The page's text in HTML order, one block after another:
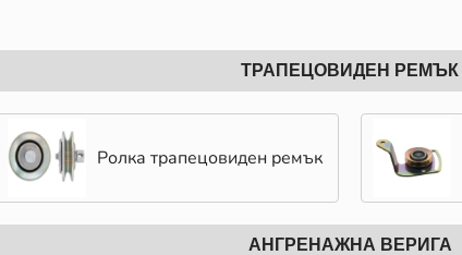
ТРАПЕЦОВИДЕН РЕМЪК
Ролка трапецовиден ремък
АНГРЕНАЖНА ВЕРИГА